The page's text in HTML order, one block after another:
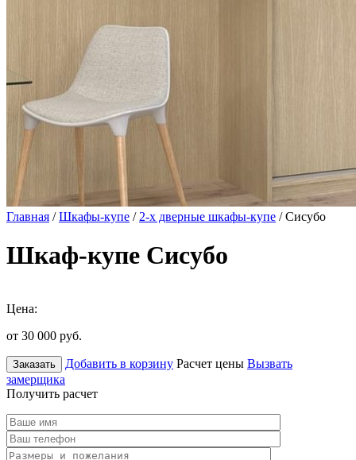
Главная /Шкафы-купе / 2-х дверные шкафы-купе / Сисубо
Шкаф-купе Сисубо
Цена:
от 30 000 руб.
Заказать Добавить в корзину Расчет цены Вызвать
замерщика
Получить расчет